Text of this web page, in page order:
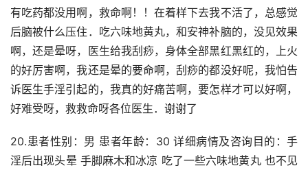
有吃药都没用啊，救命啊！！在着样下去我不活了，总感觉
后脑被什么压住．吃六味地黄丸，和安神补脑的，没见效果
啊，还是晕呀，医生给我刮痧，身体全部黑红黑红的，上火
的好厉害啊，我还是晕的要命啊，刮痧的都没好呢，我怕告
诉医生手淫引起的，我真的好痛苦啊，要怎样才可以好啊，
好难受呀，救救命呀各位医生．谢谢了
20.患者性别：男 患者年龄：30 详细病情及咨询目的：手
淫后出现头晕 手脚麻木和冰凉 吃了一些六味地黄丸 也不见